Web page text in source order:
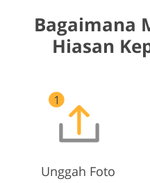
Bagaimana
Hiasan
Unggah Foto